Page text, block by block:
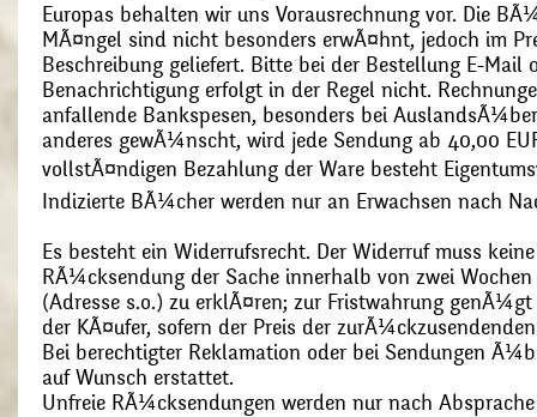
Europas behalten wir uns Vorausrechnung vor. Die
MÃ¤ngel sind nicht besonders erwÃ¤hnt, jedoch im
Beschreibung geliefert. Bitte bei der Bestellung E-Mail
Benachrichtigung erfolgt in der Regel nicht.
anfallende Bankspesen, besonders bei
anderes gewÃ¼nscht, wird jede Sendung ab 40,00
vollstÃ¤ndigen Bezahlung der Ware besteht
Indizierte BÃ¼cher werden nur an Erwachsen nach
Es besteht ein Widerrufsrecht. Der Widerruf muss
RÃ¼cksendung der Sache innerhalb von zwei
(Adresse s.o.) zu erklÃ¤ren; zur Fristwahrung
der KÃ¤ufer, sofern der Preis der
Bei berechtigter Reklamation oder bei Sendungen
auf Wunsch erstattet.
Unfreie RÃ¼cksendungen werden nur nach